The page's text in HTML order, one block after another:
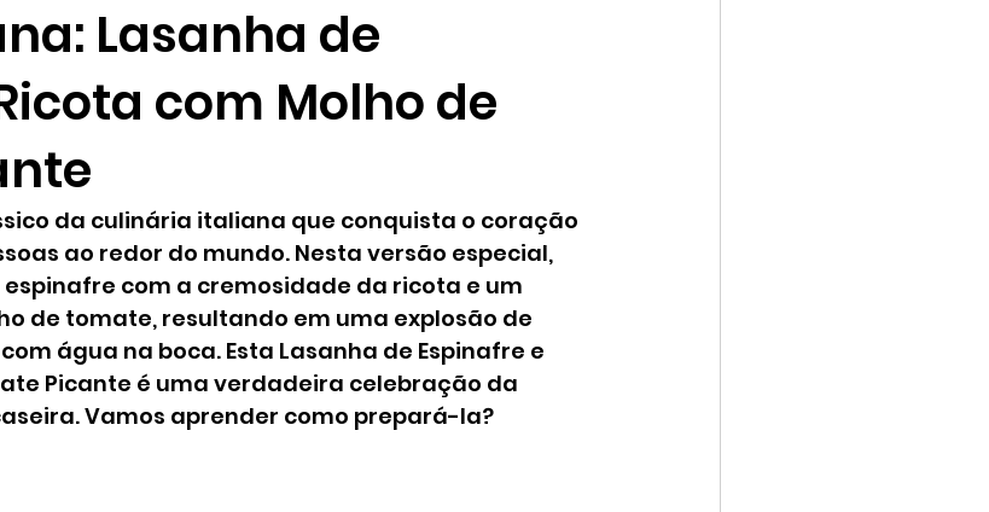
Lasanha de
com Molho de
da culinária italiana que conquista o coração
ao redor do mundo. Nesta versão especial,
com a cremosidade da ricota e um
de tomate, resultando em uma explosão de
água na boca. Esta Lasanha de Espinafre e
Picante é uma verdadeira celebração da
Vamos aprender como prepará-la?